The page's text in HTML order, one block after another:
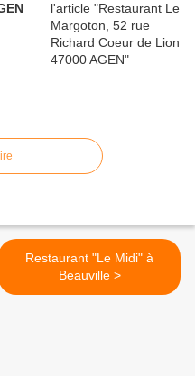
Restaurant "Le Midi" à
Beauville >